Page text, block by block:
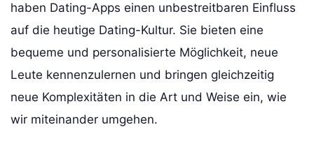
haben Dating-Apps einen unbestreitbaren Einfluss
auf die heutige Dating-Kultur. Sie bieten eine
bequeme und personalisierte Möglichkeit, neue
Leute kennenzulernen und bringen gleichzeitig
neue Komplexitäten in die Art und Weise ein, wie
wir miteinander umgehen.